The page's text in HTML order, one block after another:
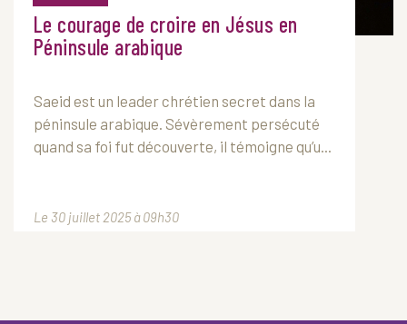
Le courage de croire en Jésus en
Péninsule arabique
Saeid est un leader chrétien secret dans la
péninsule arabique. Sévèrement persécuté
quand sa foi fut découverte, il témoigne qu’u...
Le 30 juillet 2025 à 09h30